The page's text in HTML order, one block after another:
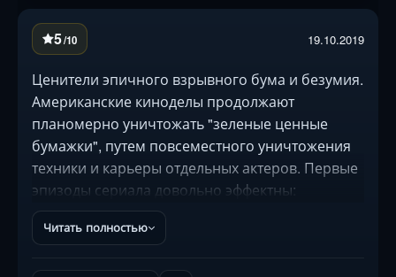
5/10 19.10.2019
Ценители эпичного взрывного бума и безумия.
Американские киноделы продолжают
планомерно уничтожать "зеленые ценные
бумажки", путем повсеместного уничтожения
техники и карьеры отдельных актеров. Первые
эпизоды сериала довольно эффектны:
сорвиголова Виски Кавалер несется на
очередное задание с заранее известным,
Читать полностью